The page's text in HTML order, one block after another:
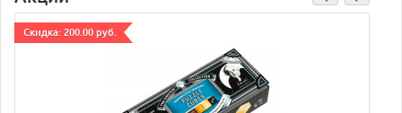
Cкидка: 200.00 руб.